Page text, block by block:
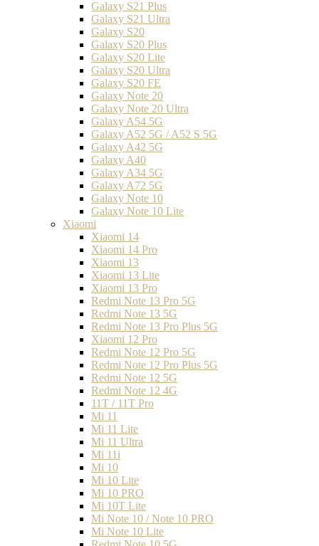
Galaxy S21 Plus
Galaxy S21 Ultra
Galaxy S20
Galaxy S20 Plus
Galaxy S20 Lite
Galaxy S20 Ultra
Galaxy S20 FE
Galaxy Note 20
Galaxy Note 20 Ultra
Galaxy A54 5G
Galaxy A52 5G / A52 S 5G
Galaxy A42 5G
Galaxy A40
Galaxy A34 5G
Galaxy A72 5G
Galaxy Note 10
Galaxy Note 10 Lite
Xiaomi
Xiaomi 14
Xiaomi 14 Pro
Xiaomi 13
Xiaomi 13 Lite
Xiaomi 13 Pro
Redmi Note 13 Pro 5G
Redmi Note 13 5G
Redmi Note 13 Pro Plus 5G
Xiaomi 12 Pro
Redmi Note 12 Pro 5G
Redmi Note 12 Pro Plus 5G
Redmi Note 12 5G
Redmi Note 12 4G
11T / 11T Pro
Mi 11
Mi 11 Lite
Mi 11 Ultra
Mi 11i
Mi 10
Mi 10 Lite
Mi 10 PRO
Mi 10T Lite
Mi Note 10 / Note 10 PRO
Mi Note 10 Lite